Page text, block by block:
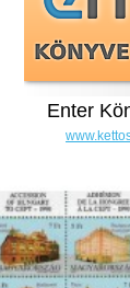
Enter